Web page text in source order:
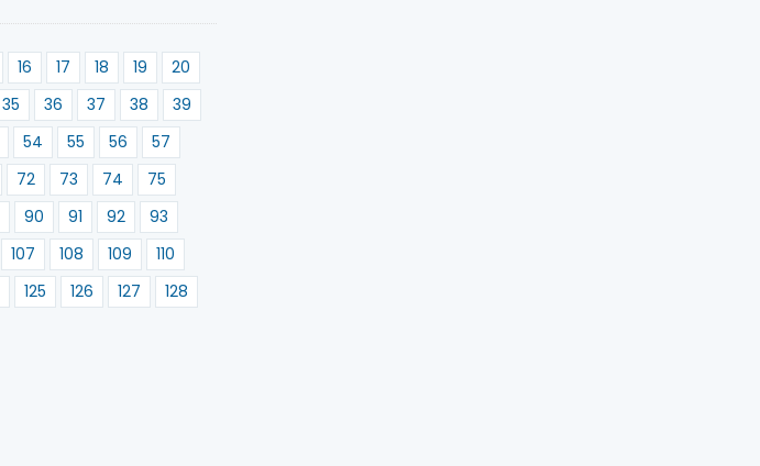
16 17 18 19
20
35 36 37 38
39
54 55 56
57
72 73 74
75
90 91 92
93
107 108 109
110
125 126 127
128